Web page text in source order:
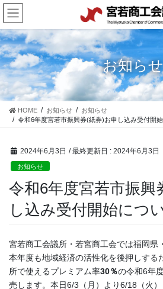
コ
ン
テ
ン
ツ
に
移
動
ナ
ビ
ゲ
ー
シ
ョ
ン
に
お知らせ
HOME お知らせ
お知らせ
令和6年度宮若市振興券(紙券)お申し込み受付開
2024年6月3日 / 最終更新日 : 2024年6月3日
お知らせ
令和6年度宮若市振興
し込み受付開始につ
宮若商工会議所・若宮商工会では福岡県
本年度も地域経済の活性化を後押しする
所で使えるプレミアム率30％の令和6年
売します。本日6/3（月）より6/18（火